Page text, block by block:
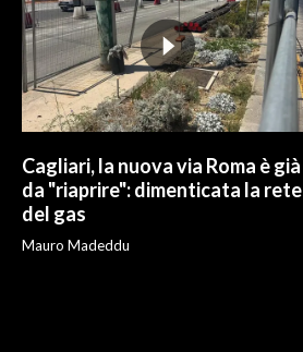
Cagliari, la nuova via Roma è già
da "riaprire": dimenticata la rete
del gas
Mauro Madeddu